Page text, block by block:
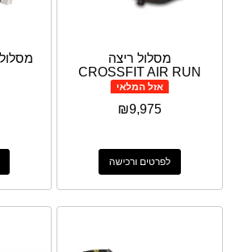
מסלול ריצה
CROSSFIT AIR RUN
אזל המלאי
₪9,975
לפרטים ורכישה